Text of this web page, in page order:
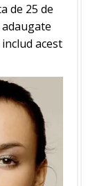
de 25 de
acest